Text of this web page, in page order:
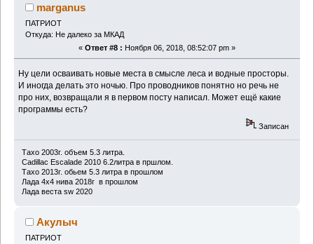
marganus
ПАТРИОТ
Откуда: Не далеко за МКАД
« Ответ #8 : Ноября 06, 2018, 08:52:07 pm »
Ну цели осваивать новые места в смысле леса и водные просторы.
И иногда делать это ночью. Про проводников понятно но речь не
про них, возвращали я в первом посту написал. Может ещё какие
программы есть?
Записан
Тахо 2003г. объем 5.3 литра.
Cadillac Escalade 2010 6.2литра в пршлом.
Тахо 2013г. обьем 5.3 литра в прошлом
Лада 4х4 нива 2018г в прошлом
Лада веста sw 2020
Акулыч
ПАТРИОТ